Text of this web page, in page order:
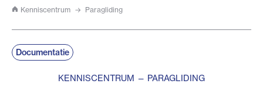
Kenniscentrum Paragliding
Documentatie
KENNISCENTRUM — PARAGLIDING